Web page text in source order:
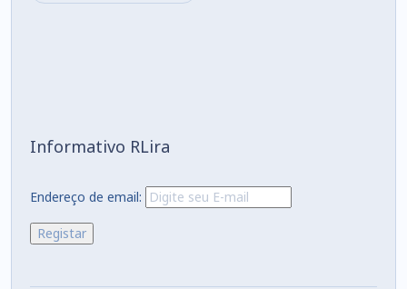
Informativo RLira
Endereço de email: